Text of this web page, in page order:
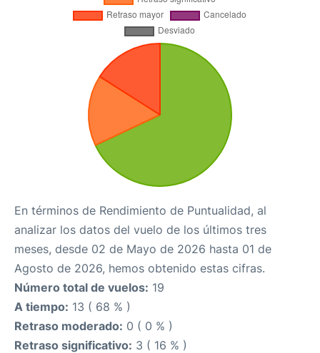
En términos de Rendimiento de Puntualidad, al
analizar los datos del vuelo de los últimos tres
meses, desde 02 de Mayo de 2026 hasta 01 de
Agosto de 2026, hemos obtenido estas cifras.
Número total de vuelos: 19
A tiempo: 13 ( 68 % )
Retraso moderado: 0 ( 0 % )
Retraso significativo: 3 ( 16 % )